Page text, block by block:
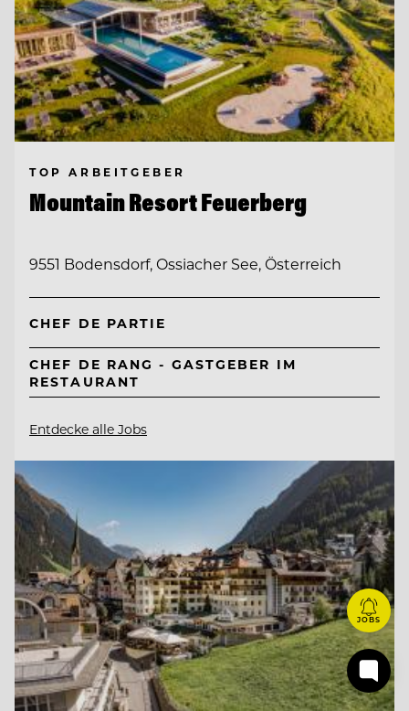
TOP ARBEITGEBER
Mountain Resort Feuerberg
9551 Bodensdorf, Ossiacher See, Österreich
CHEF DE PARTIE
CHEF DE RANG - GASTGEBER IM
RESTAURANT
Entdecke alle Jobs
JOBS